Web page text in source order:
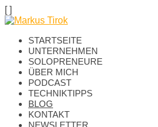
[ ]
STARTSEITE
UNTERNEHMEN
SOLOPRENEURE
ÜBER MICH
PODCAST
TECHNIKTIPPS
BLOG
KONTAKT
NEWSLETTER